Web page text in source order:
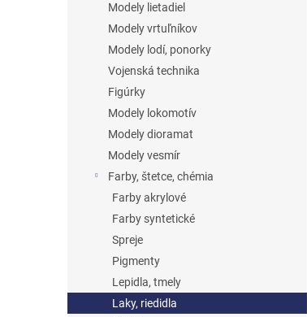
Modely lietadiel
Modely vrtuľníkov
Modely lodí, ponorky
Vojenská technika
Figúrky
Modely lokomotív
Modely dioramat
Modely vesmír
Farby, štetce, chémia
Farby akrylové
Farby syntetické
Spreje
Pigmenty
Lepidla, tmely
Laky, riedidla